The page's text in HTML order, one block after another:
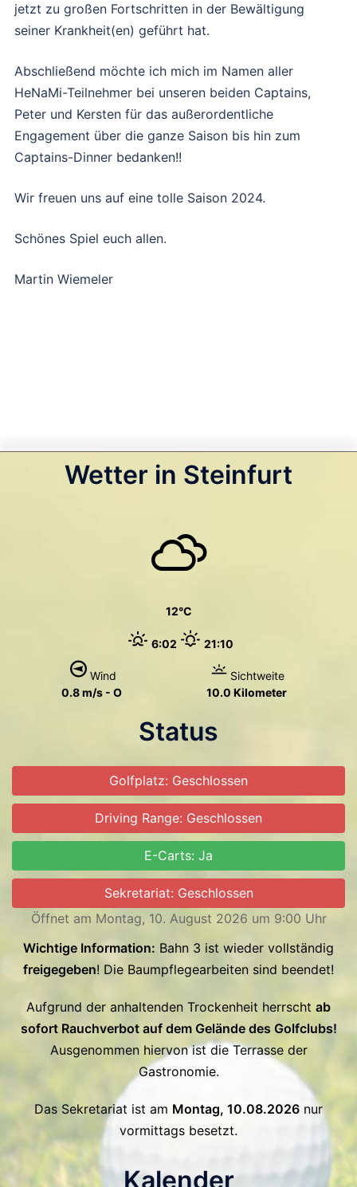
jetzt zu großen Fortschritten in der Bewältigung
seiner Krankheit(en) geführt hat.
Abschließend möchte ich mich im Namen aller
HeNaMi-Teilnehmer bei unseren beiden Captains,
Peter und Kersten für das außerordentliche
Engagement über die ganze Saison bis hin zum
Captains-Dinner bedanken!!
Wir freuen uns auf eine tolle Saison 2024.
Schönes Spiel euch allen.
Martin Wiemeler
Wetter in Steinfurt
12
6:02 21:10
Wind
0.8 m/s - O
Sichtweite
10.0 Kilometer
Status
Golfplatz: Geschlossen
Driving Range: Geschlossen
E-Carts: Ja
Sekretariat: Geschlossen
Öffnet am Montag, 10. August 2026 um 9:00 Uhr
Wichtige Information: Bahn 3 ist wieder vollständig
freigegeben! Die Baumpflegearbeiten sind beendet!
Aufgrund der anhaltenden Trockenheit herrscht ab
sofort Rauchverbot auf dem Gelände des Golfclubs!
Ausgenommen hiervon ist die Terrasse der
Gastronomie.
Das Sekretariat ist am Montag, 10.08.2026 nur
vormittags besetzt.
Kalender